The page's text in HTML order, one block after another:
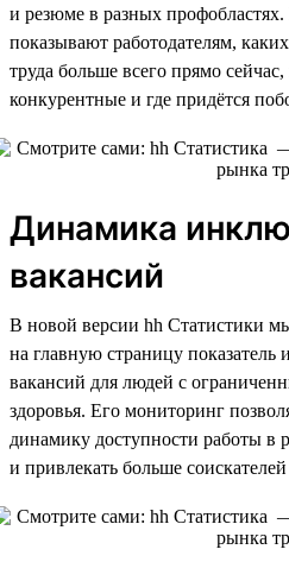
и резюме в разных
показывают работодателям,
труда больше всего прямо
конкурентные и где придётся
Динамика
вакансий
В новой версии hh Статистики
на главную страницу показатель
вакансий для людей с
здоровья. Его мониторинг
динамику доступности работы в
и привлекать больше